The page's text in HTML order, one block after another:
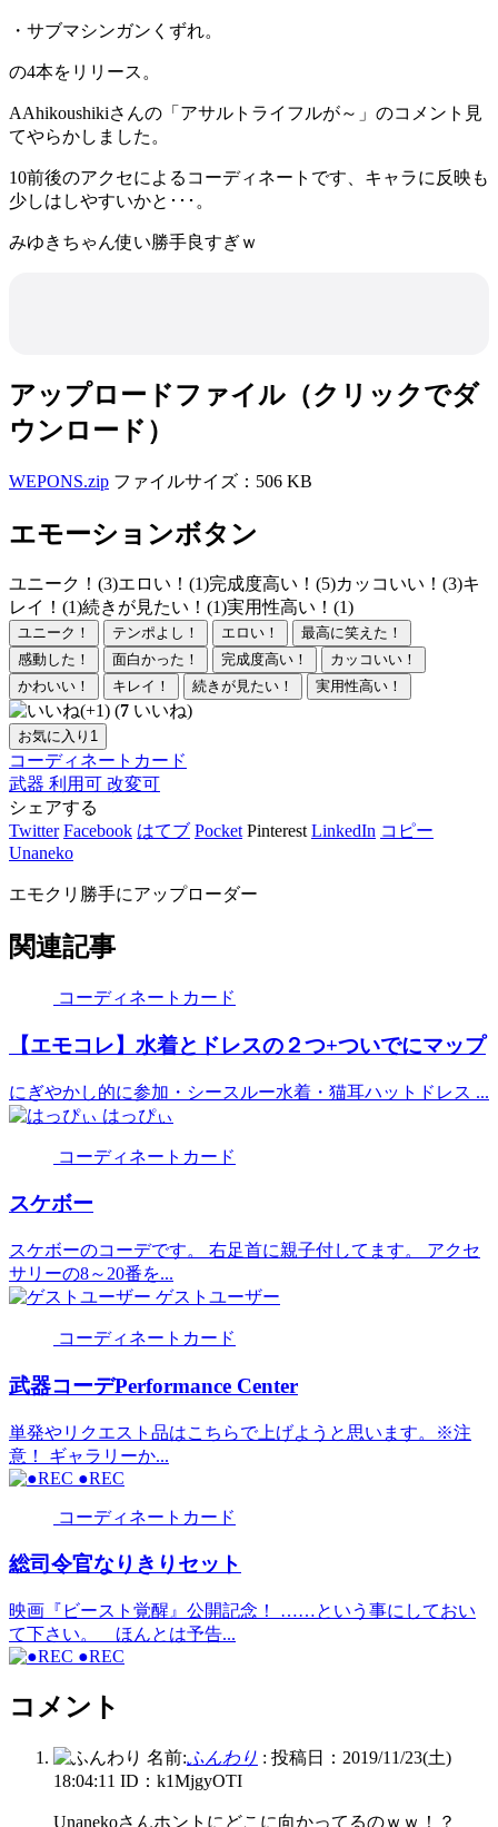
・サブマシンガンくずれ。
の4本をリリース。
AAhikoushikiさんの「アサルトライフルが～」のコメント見
てやらかしました。
10前後のアクセによるコーディネートです、キャラに反映も
少しはしやすいかと･･･。
みゆきちゃん使い勝手良すぎｗ
アップロードファイル（クリックでダ
ウンロード）
WEPONS.zip ファイルサイズ：506 KB
エモーションボタン
ユニーク！(3)エロい！(1)完成度高い！(5)カッコいい！(3)キ
レイ！(1)続きが見たい！(1)実用性高い！(1)
ユニーク！ テンポよし！ エロい！
最高に笑えた！
感動した！
面白かった！ 完成度高い！
カッコいい！
かわいい！
キレイ！ 続きが見たい！ 実用性高い！
(7 いいね)
お気に入り 1
コーディネートカード
武器 利用可 改変可
シェアする
Twitter Facebook はてブ Pocket Pinterest LinkedIn コピー
Unaneko
エモクリ勝手にアップローダー
関連記事
コーディネートカード
【エモコレ】水着とドレスの２つ+ついでにマップ
にぎやかし的に参加・シースルー水着・猫耳ハットドレス ...
はっぴぃ
コーディネートカード
スケボー
スケボーのコーデです。 右足首に親子付してます。 アクセ
サリーの8～20番を...
ゲストユーザー
コーディネートカード
武器コーデPerformance Center
単発やリクエスト品はこちらで上げようと思います。※注
意！ ギャラリーか...
●REC
コーディネートカード
総司令官なりきりセット
映画『ビースト覚醒』公開記念！ ……という事にしておい
て下さい。 ほんとは予告...
●REC
コメント
名前:ふんわり : 投稿日：2019/11/23(土)
18:04:11 ID：k1MjgyOTI
Unanekoさんホントにどこに向かってるのｗｗ！？